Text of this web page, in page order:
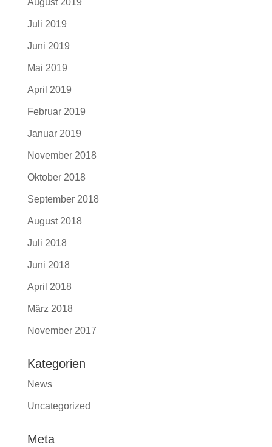
August 2019
Juli 2019
Juni 2019
Mai 2019
April 2019
Februar 2019
Januar 2019
November 2018
Oktober 2018
September 2018
August 2018
Juli 2018
Juni 2018
April 2018
März 2018
November 2017
Kategorien
News
Uncategorized
Meta